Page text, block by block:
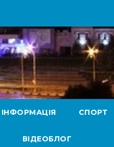
СПОРТ
ВІДЕОБЛОГ